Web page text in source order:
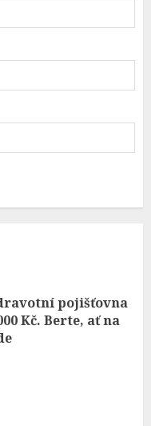
pojišťovna
Kč. Berte, ať na